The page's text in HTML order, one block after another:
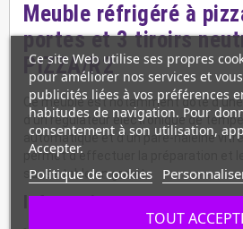
Meuble réfrigéré à
portes et 3 tiroirs
PIZZA/R2
Ce meuble est notamment doté
d’un régulateur électronique de
automatique et d’un pare-haleine
permet d'effectuer la préparation et
sur sa table en granit.
Informations :
Ce site Web utilise ses propres
pour améliorer nos services et
publicités liées à vos préférences
habitudes de navigation. Pour
consentement à son utilisation,
Accepter.
Politique de cookies
TOUT